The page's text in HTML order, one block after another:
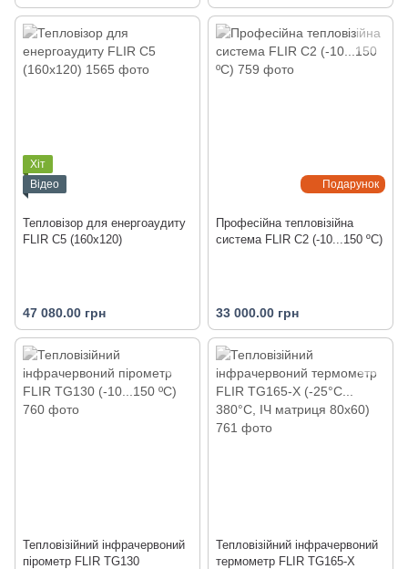
Хіт
Відео
Тепловізор для енергоаудиту
FLIR C5 (160x120)
47 080.00 грн
Подарунок
Професійна тепловізійна
система FLIR C2 (-10...150 ºС)
33 000.00 грн
Тепловізійний інфрачервоний
пірометр FLIR TG130
Тепловізійний інфрачервоний
термометр FLIR TG165-X